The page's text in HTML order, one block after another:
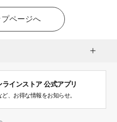
プページへ
インストア 公式アプリ
、お得な情報をお知らせ。